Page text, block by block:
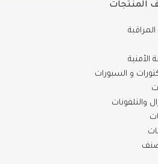
المنتجات
الأمنية
و السبورات
والتلفونات